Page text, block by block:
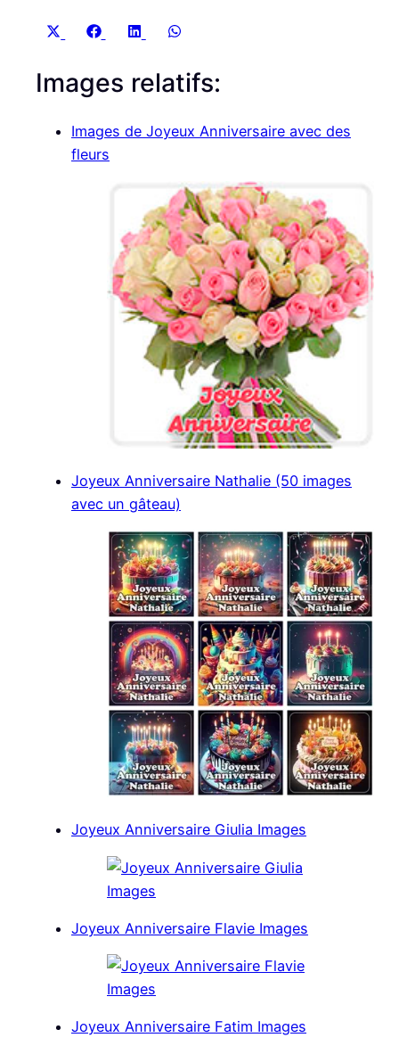
a
e
o
T
a
e
o
c
b
o
a
e
n
e
a
e
a
s
p
Images relatifs:
Images de Joyeux Anniversaire avec des
fleurs
Joyeux Anniversaire Nathalie (50 images
avec un gâteau)
Joyeux Anniversaire Giulia Images
Joyeux Anniversaire Flavie Images
Joyeux Anniversaire Fatim Images